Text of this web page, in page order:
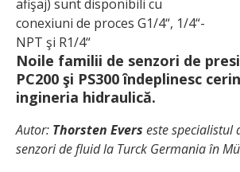
afişaj) sunt disponibili cu
conexiuni de proces G1/4“, 1/4“-
NPT şi R1/4“
Noile familii de senzori de
PC200 şi PS300 îndeplinesc
ingineria hidraulică.
Autor: Thorsten Evers este specialistul
senzori de fluid la Turck Germania în